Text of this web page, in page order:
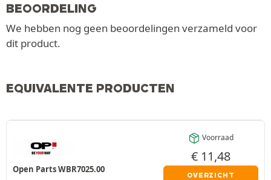
BEOORDELING
We hebben nog geen beoordelingen verzameld voor
dit product.
EQUIVALENTE PRODUCTEN
Open Parts WBR7025.00
Voorraad
€ 11,48
OVERZICHT